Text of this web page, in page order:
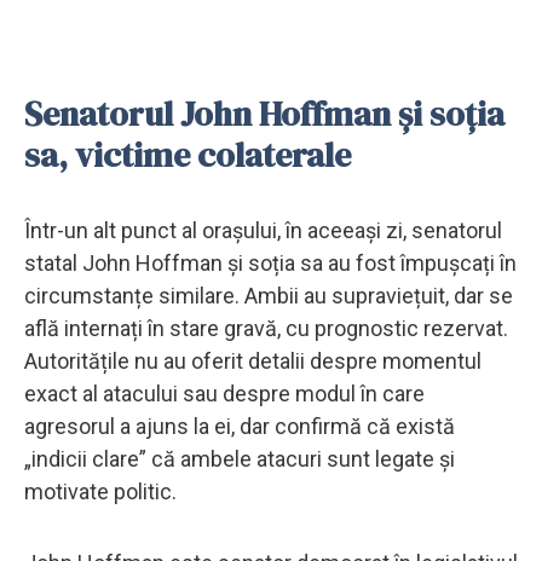
Senatorul John Hoffman și soția
sa, victime colaterale
Într-un alt punct al orașului, în aceeași zi, senatorul
statal John Hoffman și soția sa au fost împușcați în
circumstanțe similare. Ambii au supraviețuit, dar se
află internați în stare gravă, cu prognostic rezervat.
Autoritățile nu au oferit detalii despre momentul
exact al atacului sau despre modul în care
agresorul a ajuns la ei, dar confirmă că există
„indicii clare” că ambele atacuri sunt legate și
motivate politic.